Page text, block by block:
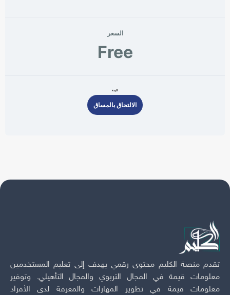
السعر
Free
البدء
الالتحاق بالمساق
تقدم منصة الكليم محتوى رقمي يهدف إلى تعليم المستخدمين
معلومات قيمة في المجال التربوي والمجال التأهيلي. وتوفير
معلومات قيمة في تطوير المهارات والمعرفة لدى الأفراد